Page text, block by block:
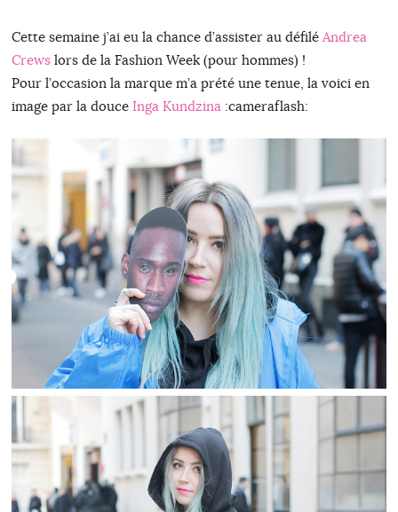
Cette semaine j’ai eu la chance d’assister au défilé Andrea
Crewslors de la Fashion Week (pour hommes) !
Pour l’occasion la marque m’a prété une tenue, la voici en
image par la douce Inga Kundzina:cameraflash: